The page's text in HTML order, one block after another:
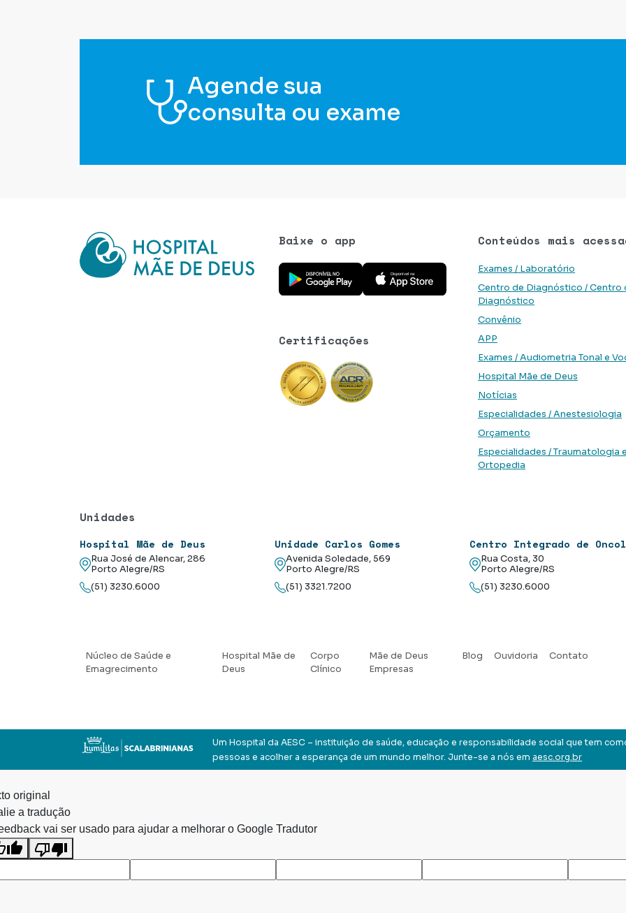
Agende sua
consulta ou exame
Conteúdos mais
Exames / Laboratório
Centro de Diagnóstico / Centro
Diagnóstico
Convênio
APP
Exames / Audiometria Tonal e
Hospital Mãe de Deus
Notícias
Especialidades / Anestesiologia
Orçamento
Especialidades / Traumatologia e
Ortopedia
Baixe o app
Baixe o aplicativo na Google Play Store
Baixe o aplicativo na App Store
Certificações
Unidades
Hospital Mãe de Deus
Rua José de Alencar, 286
Porto Alegre/RS
(51) 3230.6000
Unidade Carlos Gomes
Avenida Soledade, 569
Porto Alegre/RS
(51) 3321.7200
Centro Integrado de
Rua Costa, 30
Porto Alegre/RS
(51) 3230.6000
Núcleo de Saúde e
Emagrecimento
Hospital Mãe de
Deus
Corpo
Clínico
Mãe de Deus
Empresas
Blog Ouvidoria Contato
Um Hospital da AESC – instituição de saúde, educação e responsabilidade social que tem
pessoas e acolher a esperança de um mundo melhor. Junte-se a nós em aesc.org.br
original
a tradução
vai ser usado para ajudar a melhorar o Google Tradutor